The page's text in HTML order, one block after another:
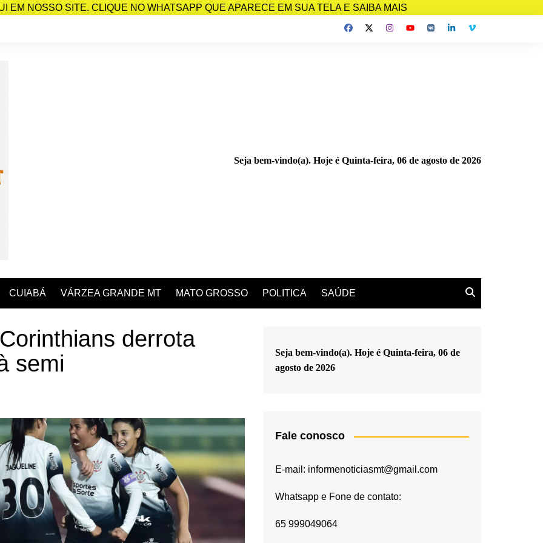
EM NOSSO SITE. CLIQUE NO WHATSAPP QUE APARECE EM SUA TELA E SAIBA MAIS
Seja bem-vindo(a). Hoje é Quinta-feira, 06 de agosto de 2026
CUIABÁ VÁRZEA GRANDE MT MATO GROSSO POLITICA SAÚDE
derrota
semi
Seja bem-vindo(a). Hoje é Quinta-feira, 06 de
agosto de 2026
Fale conosco
E-mail: informenoticiasmt@gmail.com
Whatsapp e Fone de contato:
65 999049064